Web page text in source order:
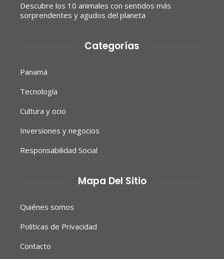
Descubre los 10 animales con sentidos más
sorprendentes y agudos del planeta
Categorías
Panamá
Tecnología
Cultura y ocio
Inversiones y negocios
Responsabilidad Social
Mapa Del Sitio
Quiénes somos
Políticas de Privacidad
Contacto